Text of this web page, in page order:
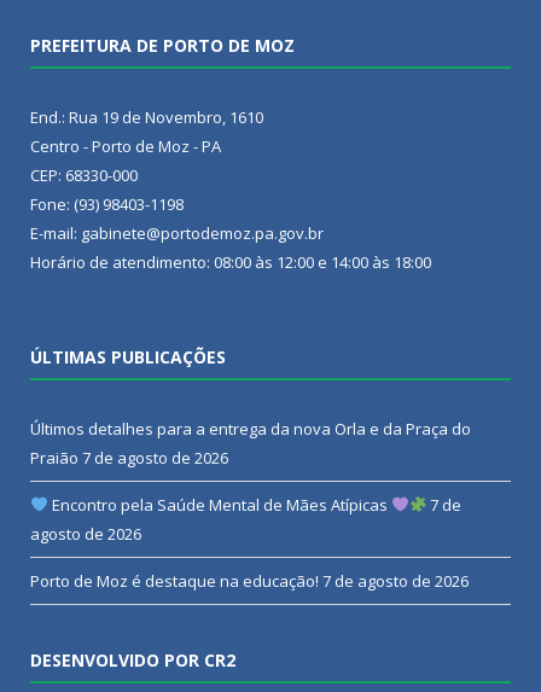
PREFEITURA DE PORTO DE MOZ
End.: Rua 19 de Novembro, 1610
Centro - Porto de Moz - PA
CEP: 68330-000
Fone: (93) 98403-1198
E-mail: gabinete@portodemoz.pa.gov.br
Horário de atendimento: 08:00 às 12:00 e 14:00 às 18:00
ÚLTIMAS PUBLICAÇÕES
Últimos detalhes para a entrega da nova Orla e da Praça do
Praião 7 de agosto de 2026
Encontro pela Saúde Mental de Mães Atípicas
7 de
agosto de 2026
Porto de Moz é destaque na educação! 7 de agosto de 2026
DESENVOLVIDO POR CR2